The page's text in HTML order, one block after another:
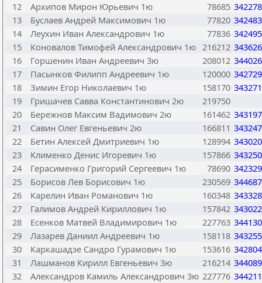
12
Архипов Мирон Юрьевич 1ю 78685
13
Буслаев Андрей Максимович 1ю 77820
14
Леухин Иван Александрович 1ю 77836
15
Коновалов Тимофей Александрович 1ю 216212
16
Горшенин Иван Андреевич 3ю 208012
17
Пасынков Филипп Андреевич 1ю 120000
18
Зимин Егор Николаевич 1ю 158170
19
Гришачев Савва Константинович 2ю
219750
20
Бережнов Максим Вадимович 2ю 161462
21
Савин Олег Евгеньевич 2ю 166811
22
Бетин Алексей Дмитриевич 1ю 128994
23
Клименко Денис Игоревич 1ю 157866
24
Герасименко Григорий Сергеевич 1ю 78690
25
Борисов Лев Борисович 1ю 230569
26
Карелин Иван Романович 1ю 160348
27
Галимов Андрей Кириллович 1ю 157842
28
Есенков Матвей Владимирович 1ю 227763
29
Лазарев Даниил Андреевич 1ю 158118
30
Каркашадзе Сандро Гурамович 1ю 153616
31
Лашманов Кирилл Евгеньевич 3ю 216214
32
Александров Камиль Александрович 3ю 227776